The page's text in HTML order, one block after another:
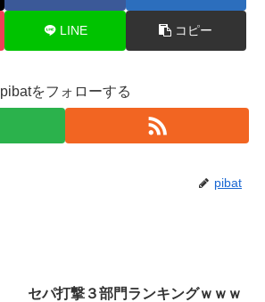
LINE コピー
pibatをフォローする
pibat
セパ打撃３部門ランキングｗｗｗ